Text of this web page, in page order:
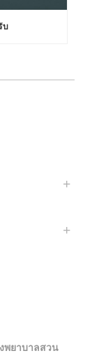
บ
พยาบาลสวน